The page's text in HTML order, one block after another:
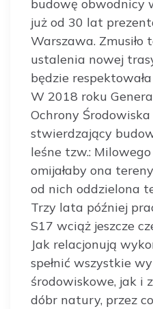
budowę obwodnicy
już od 30 lat
Warszawa.
ustalenia nowej
będzie
W 2018 roku
Ochrony
stwierdzający
leśne tzw.: Milowego
omijałaby ona
od nich oddzielona
Trzy lata później
S17 wciąż jeszcze
Jak relacjonują
spełnić wszystkie
środowiskowe, jak i
dóbr natury, przez